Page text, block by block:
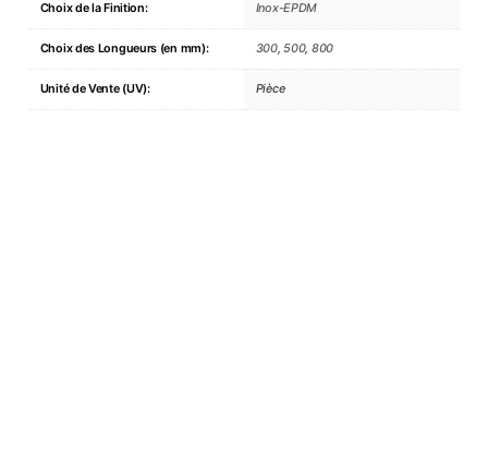
Choix de la Finition: Inox-EPDM
Choix des Longueurs (en mm): 300,500, 800
Unité de Vente (UV): Pièce